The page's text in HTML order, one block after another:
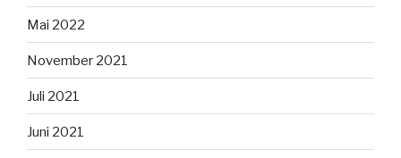
Mai 2022
November 2021
Juli 2021
Juni 2021